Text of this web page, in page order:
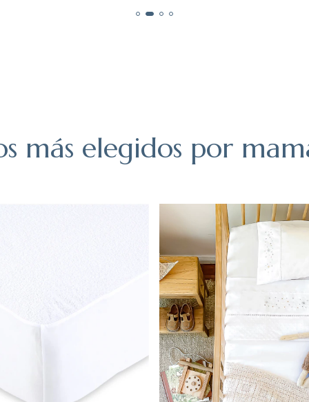
más elegidos por